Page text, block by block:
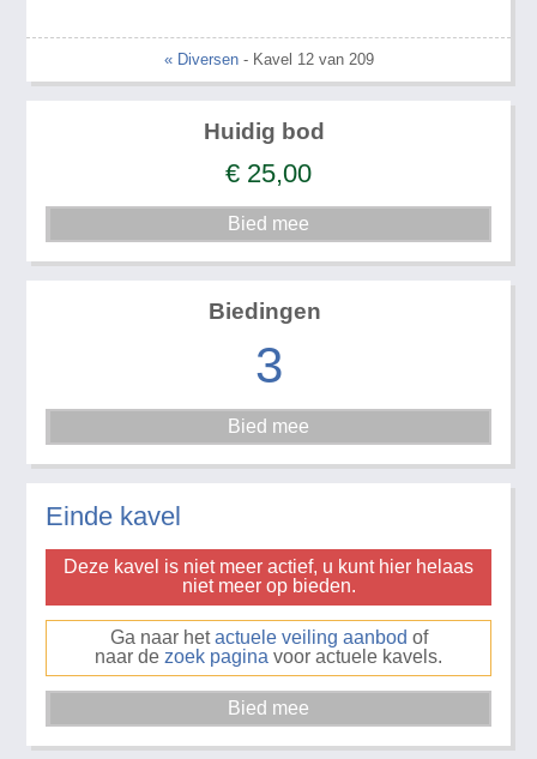
« Diversen- Kavel 12 van 209
Huidig bod
€ 25,00
Biedingen
3
Einde kavel
Deze kavel is niet meer actief, u kunt hier helaas
niet meer op bieden.
Ga naar hetactuele veiling aanbod of
naar de zoek pagina voor actuele kavels.